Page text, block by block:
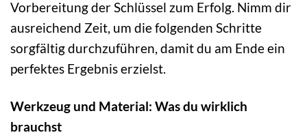
Vorbereitung der Schlüssel zum Erfolg. Nimm dir
ausreichend Zeit, um die folgenden Schritte
sorgfältig durchzuführen, damit du am Ende ein
perfektes Ergebnis erzielst.
Werkzeug und Material: Was du wirklich
brauchst